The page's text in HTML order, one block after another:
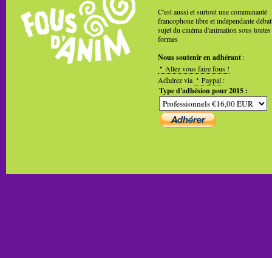
C'est aussi et surtout une communauté
francophone libre et indépendante
sujet du cinéma d'animation sous toutes
formes
Nous soutenir en adhérant :
Allez vous faire fous !
Adhérez via
Paypal :
Type d'adhésion pour 2015 :